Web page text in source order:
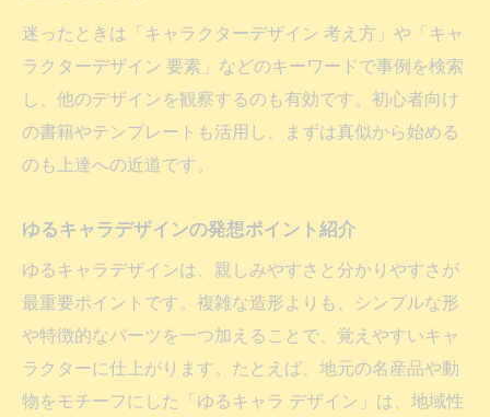
迷ったときは「キャラクターデザイン 考え方」や「キャ
ラクターデザイン 要素」などのキーワードで事例を検索
し、他のデザインを観察するのも有効です。初心者向け
の書籍やテンプレートも活用し、まずは真似から始める
のも上達への近道です。
ゆるキャラデザインの発想ポイント紹介
ゆるキャラデザインは、親しみやすさと分かりやすさが
最重要ポイントです。複雑な造形よりも、シンプルな形
や特徴的なパーツを一つ加えることで、覚えやすいキャ
ラクターに仕上がります。たとえば、地元の名産品や動
物をモチーフにした「ゆるキャラ デザイン」は、地域性